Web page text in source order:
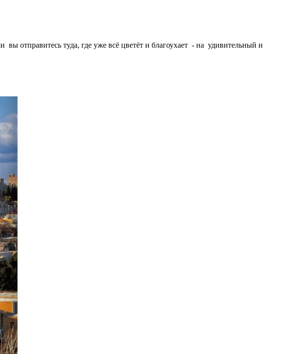
отправитесь туда, где уже всё цветёт и благоухает - на удивительный и